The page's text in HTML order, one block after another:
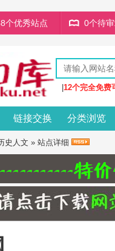
个优秀站点 0个待
12个完全免费
链接交换 分类浏览
史人文 » 站点详细